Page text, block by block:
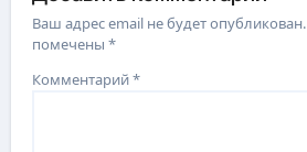
Ваш адрес email не будет опубликован.
помечены*
Комментарий*